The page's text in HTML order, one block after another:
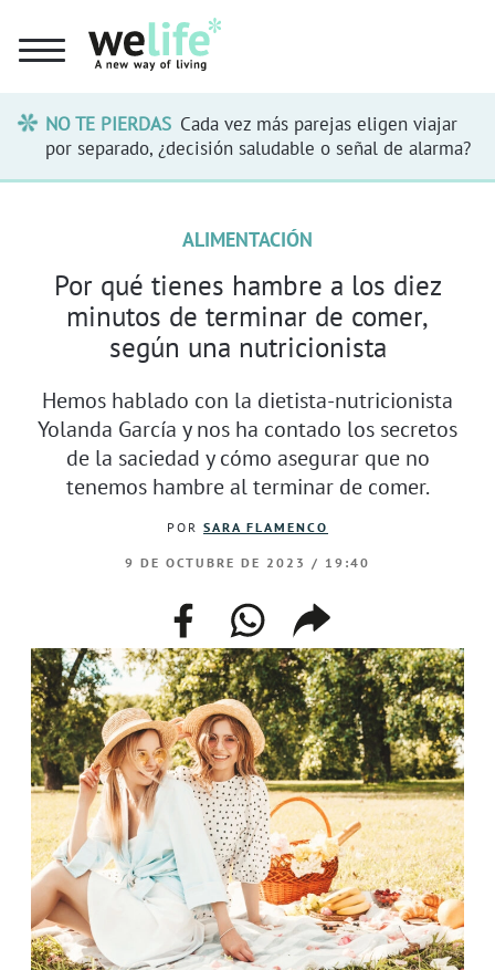
NO TE PIERDAS Cada vez más parejas eligen viajar
por separado, ¿decisión saludable o señal de alarma?
ALIMENTACIÓN
Por qué tienes hambre a los diez
minutos de terminar de comer,
según una nutricionista
Hemos hablado con la dietista-nutricionista
Yolanda García y nos ha contado los secretos
de la saciedad y cómo asegurar que no
tenemos hambre al terminar de comer.
POR SARA FLAMENCO
9 DE OCTUBRE DE 2023 / 19:40
facebookwhatsappcompartir
enlace